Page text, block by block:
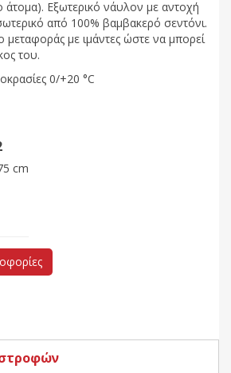
Εξωτερικό νάυλον με αντοχή
από 100% βαμβακερό σεντόνι.
μεταφοράς με ιμάντες ώστε να μπορεί
του.
0/+20 °C
cm